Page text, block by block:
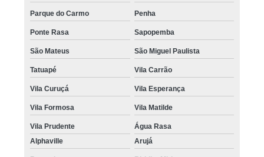
Parque do Carmo Penha
Ponte Rasa Sapopemba
São Mateus São Miguel Paulista
Tatuapé Vila Carrão
Vila Curuçá Vila Esperança
Vila Formosa Vila Matilde
Vila Prudente
Água Rasa
Alphaville
Arujá